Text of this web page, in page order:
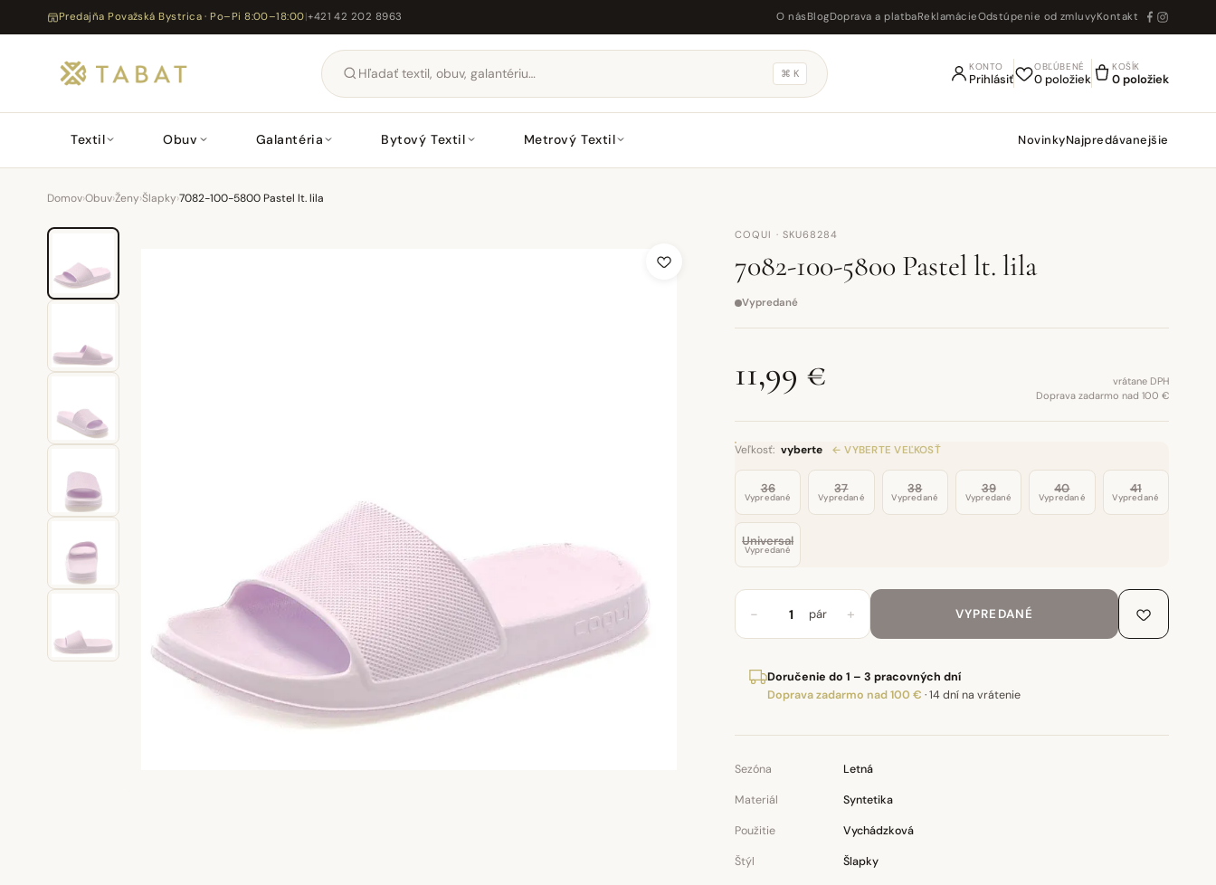
Predajňa Považská Bystrica · Po–Pi 8:00–18:00|+421 42 202 8963 O nás BlogDoprava a platbaReklamácieOdstúpenie od zmluvyKontakt
⌘ K
KONTO
Prihlásiť
OBĽÚBENÉ
0 položiek
KOŠÍK
0 položiek
Textil Obuv Galantéria Bytový Textil Metrový Textil NovinkyNajpredávanejšie
Domov›Obuv›Ženy›Šlapky›7082-100-5800 Pastel lt. lila
COQUI · SKU68284
7082-100-5800 Pastel lt. lila
Vypredané
11,99 €
vrátane DPH
Doprava zadarmo nad 100 €
Veľkosť: vyberte ← VYBERTE VEĽKOSŤ
36
Vypredané
37
Vypredané
38
Vypredané
39
Vypredané
40
Vypredané
41
Vypredané
Universal
Vypredané
− pár + VYPREDANÉ
Doručenie do 1 – 3 pracovných dní
Doprava zadarmo nad 100 € ·14 dní na vrátenie
Sezóna Letná
Materiál Syntetika
Použitie Vychádzková
Štýl Šlapky